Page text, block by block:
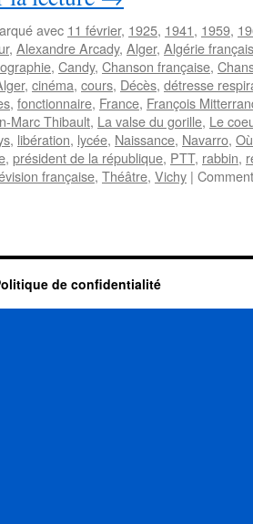
avec 11 février, 1925, 1941, 1959,
, Alexandre Arcady, Alger, Algérie
, Candy, Chanson française,
, cinéma, cours, Décès, détresse
, fonctionnaire, France, François
Marc Thibault, La valse du gorille, Le
, libération, lycée, Naissance, Navarro,
, président de la république, PTT, rabbin,
française, Théâtre, Vichy |
de confidentialité